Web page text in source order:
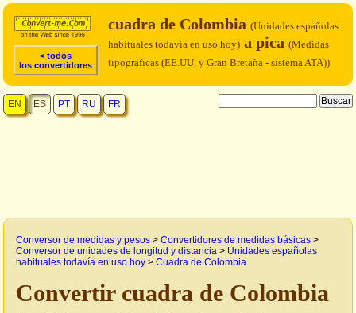
< todos
los convertidores
cuadra de Colombia (Unidades españolas
habituales todavía en uso hoy) a pica (Medidas
tipográficas (EE.UU. y Gran Bretaña - sistema ATA))
EN ES PT RU FR
Conversor de medidas y pesos > Convertidores de medidas básicas >
Conversor de unidades de longitud y distancia > Unidades españolas
habituales todavía en uso hoy > Cuadra de Colombia
Convertir cuadra de Colombia